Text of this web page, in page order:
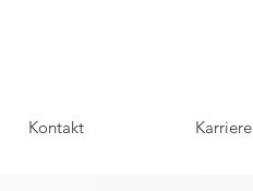
Kontakt Karriere